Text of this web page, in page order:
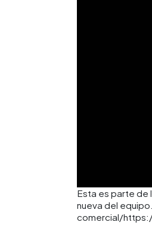
Esta es parte de
nueva del
comercial/